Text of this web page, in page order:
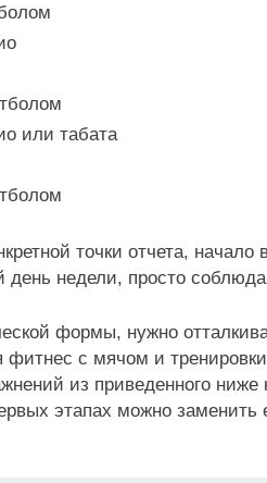
или табата
точки отчета, начало
недели, просто
формы, нужно
с мячом и
из приведенного
этапах можно